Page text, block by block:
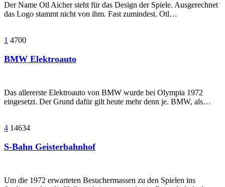
Der Name Otl Aicher steht für das Design der Spiele. Ausgerechnet
das Logo stammt nicht von ihm. Fast zumindest. Otl…
1 4700
BMW Elektroauto
Das allererste Elektroauto von BMW wurde bei Olympia 1972
eingesetzt. Der Grund dafür gilt heute mehr denn je. BMW, als…
4 14634
S-Bahn Geisterbahnhof
Um die 1972 erwarteten Besuchermassen zu den Spielen ins